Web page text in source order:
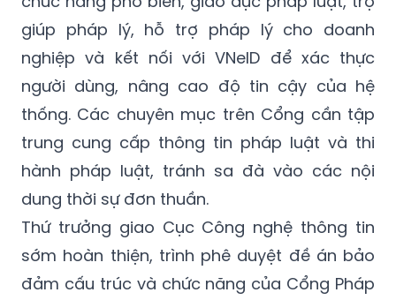
giúp pháp lý, hỗ trợ pháp lý cho doanh
nghiệp và kết nối với VNeID để xác thực
người dùng, nâng cao độ tin cậy của hệ
thống. Các chuyên mục trên Cổng cần tập
trung cung cấp thông tin pháp luật và thi
hành pháp luật, tránh sa đà vào các nội
dung thời sự đơn thuần.
Thứ trưởng giao Cục Công nghệ thông tin
sớm hoàn thiện, trình phê duyệt đề án bảo
đảm cấu trúc và chức năng của Cổng Pháp